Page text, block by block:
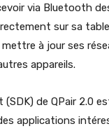
via Bluetooth
sur sa
à jour ses
appareils.
de QPair 2.0
applications